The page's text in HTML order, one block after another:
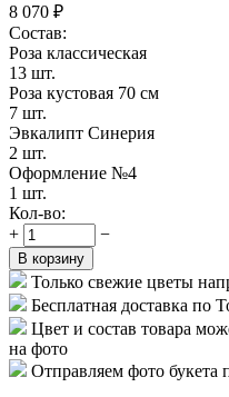
8 070 ₽
Состав:
Роза классическая
13 шт.
Роза кустовая 70 см
7 шт.
Эвкалипт Синерия
2 шт.
Оформление №4
1 шт.
Кол-во:
+
−
В корзину
Только свежие цветы
Бесплатная доставка по
Цвет и состав товара
на фото
Отправляем фото букета